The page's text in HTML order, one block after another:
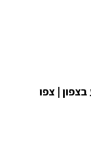
| צפו